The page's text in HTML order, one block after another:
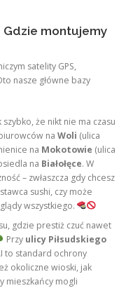
Gdzie montujemy
satelity GPS,
nasze główne bazy
że nikt nie ma czasu
na Woli (ulica
na Mokotowie (ulica
na Białołęce. W
– zwłaszcza gdy chcesz
sushi, czy może
wszystkiego.
gdzie prestiż czuć nawet
Przy ulicy Piłsudskiego
to standard ochrony
okoliczne wioski, jak
mieszkańcy mogli